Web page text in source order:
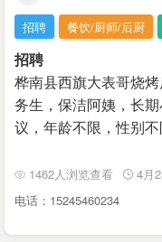
招聘 餐饮/厨师/后厨
招聘
桦南县西旗大表哥烧
务生，保洁阿姨，长
议，年龄不限，性别
1462人浏览查看 4月
电话：15245460234